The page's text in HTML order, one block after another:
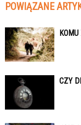
POWIĄZANE
CZY